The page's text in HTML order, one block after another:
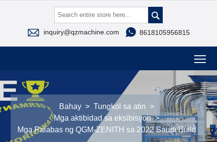

 inquiry@qzmachine.com  8618105956815
Bahay > Tungkol sa atin >
Mga aktibidad sa eksibisyon >
Mga Palabas ng QGM-ZENITH sa 2022 Saudi Build